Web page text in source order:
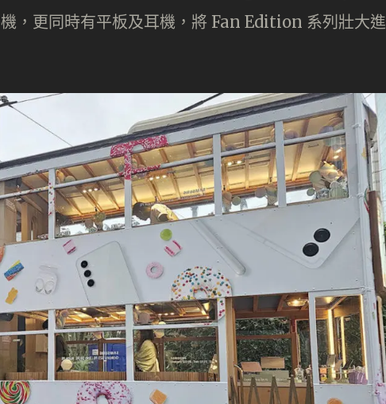
，更同時有平板及耳機，將 Fan Edition 系列壯大進